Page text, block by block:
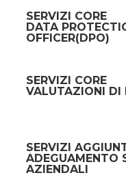
SERVIZI CORE
DATA
OFFICER(DPO)
SERVIZI CORE
VALUTAZIONI DI
SERVIZI
ADEGUAMENTO
AZIENDALI